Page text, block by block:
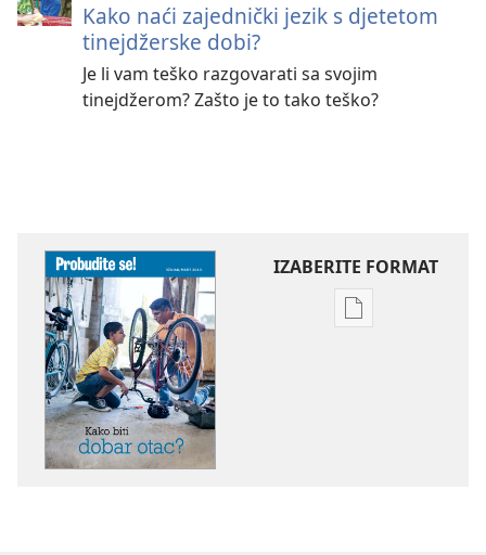
Kako naći zajednički jezik s djetetom
tinejdžerske dobi?
Je li vam teško razgovarati sa svojim
tinejdžerom? Zašto je to tako teško?
IZABERITE FORMAT
Postavke